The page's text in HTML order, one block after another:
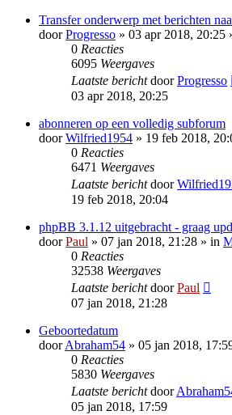
Transfer onderwerp met berichten
doorProgresso » 03 apr 2018, 20:25
0 Reacties
6095 Weergaves
Laatste berichtdoorProgresso
03 apr 2018, 20:25
abonneren op een volledig subforum
doorWilfried1954 » 19 feb 2018,
0 Reacties
6471 Weergaves
Laatste berichtdoor
19 feb 2018, 20:04
phpBB 3.1.12 uitgebracht - graag
doorPaul » 07 jan 2018, 21:28 » in
0 Reacties
32538 Weergaves
Laatste berichtdoorPaul
07 jan 2018, 21:28
Geboortedatum
doorAbraham54 » 05 jan 2018,
0 Reacties
5830 Weergaves
Laatste berichtdoor
05 jan 2018, 17:59